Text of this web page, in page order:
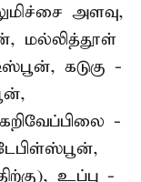
அளவு,
மல்லித்தூள்
கடுகு -
-
உப்பு -